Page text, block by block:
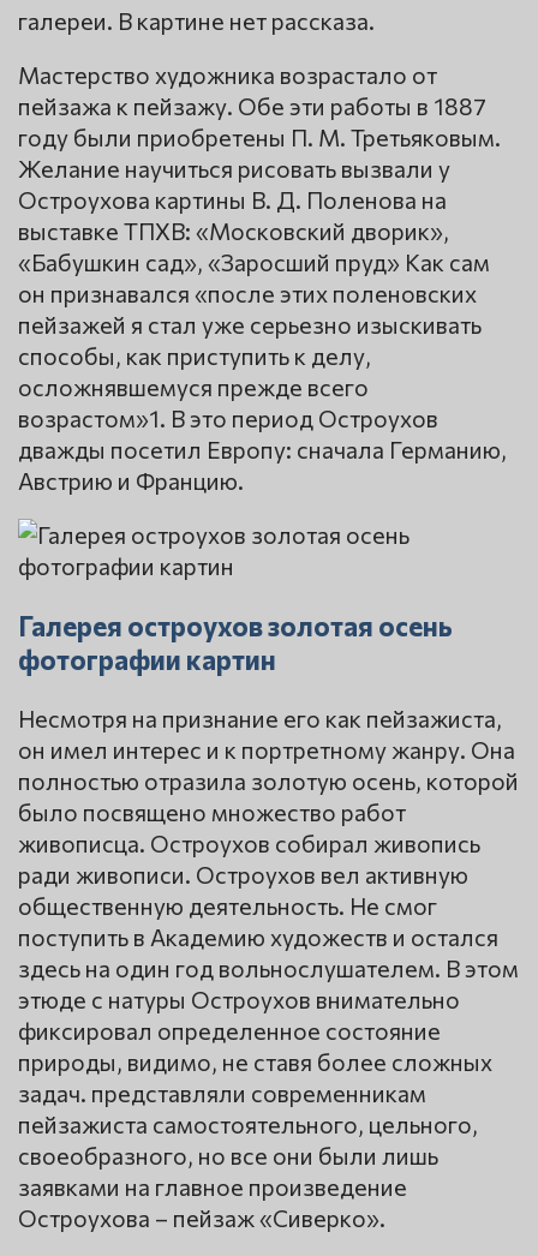
галереи. В картине нет рассказа.
Мастерство художника возрастало от
пейзажа к пейзажу. Обе эти работы в 1887
году были приобретены П. М. Третьяковым.
Желание научиться рисовать вызвали у
Остроухова картины В. Д. Поленова на
выставке ТПХВ: «Московский дворик»,
«Бабушкин сад», «Заросший пруд» Как сам
он признавался «после этих поленовских
пейзажей я стал уже серьезно изыскивать
способы, как приступить к делу,
осложнявшемуся прежде всего
возрастом»1. В это период Остроухов
дважды посетил Европу: сначала Германию,
Австрию и Францию.
Галерея остроухов золотая осень
фотографии картин
Несмотря на признание его как пейзажиста,
он имел интерес и к портретному жанру. Она
полностью отразила золотую осень, которой
было посвящено множество работ
живописца. Остроухов собирал живопись
ради живописи. Остроухов вел активную
общественную деятельность. Не смог
поступить в Академию художеств и остался
здесь на один год вольнослушателем. В этом
этюде с натуры Остроухов внимательно
фиксировал определенное состояние
природы, видимо, не ставя более сложных
задач. представляли современникам
пейзажиста самостоятельного, цельного,
своеобразного, но все они были лишь
заявками на главное произведение
Остроухова – пейзаж «Сиверко».